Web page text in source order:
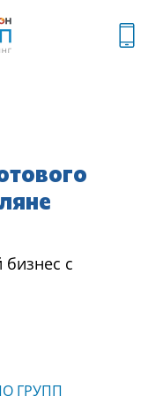
с
ГРУПП